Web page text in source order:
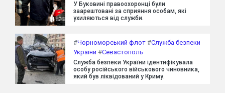
У Буковині правоохоронці були
заарештовані за сприяння особам, які
ухиляються від служби.
#Чорноморський флот #Служба безпеки
України #Севастополь
Служба безпеки України ідентифікувала
особу російського військового чиновника,
який був ліквідований у Криму.